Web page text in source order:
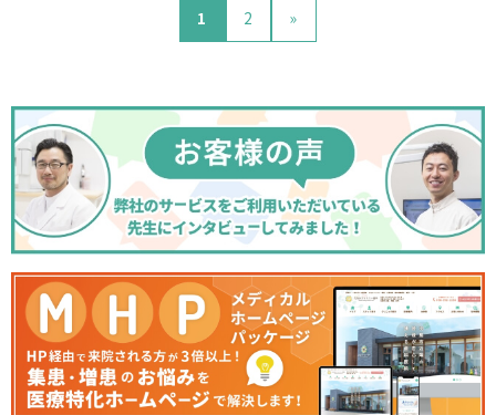
1 2 »